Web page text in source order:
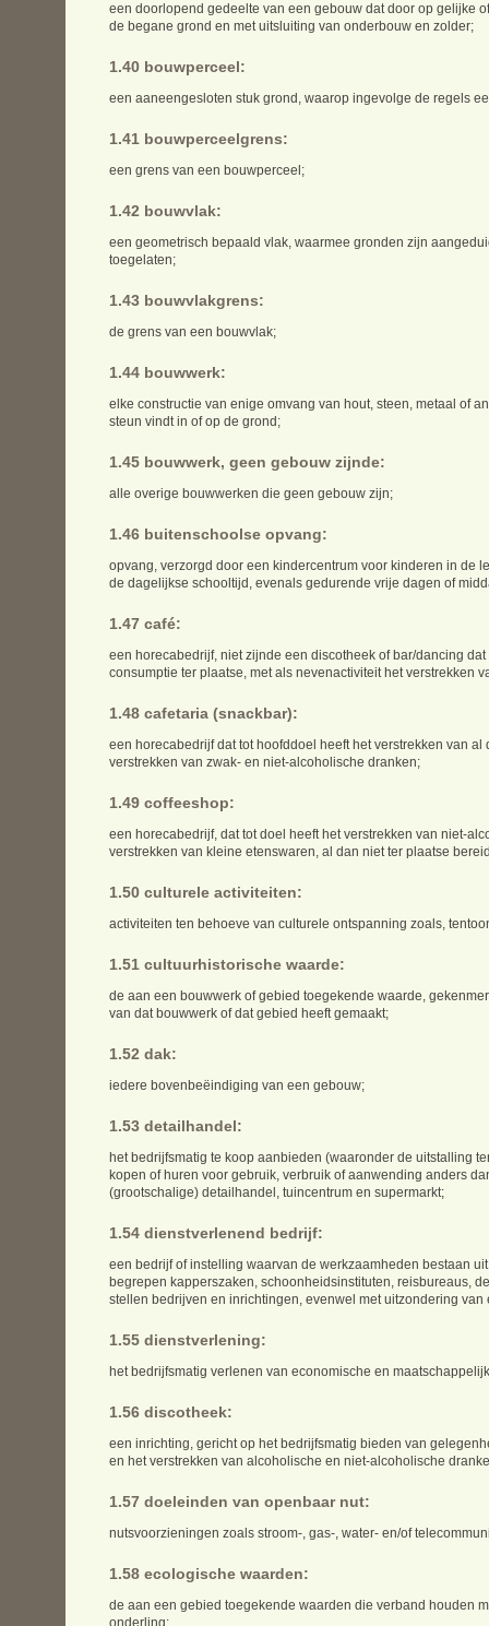
een doorlopend gedeelte van een gebouw dat door op gelijke
de begane grond en met uitsluiting van onderbouw en zolder;
1.40 bouwperceel:
een aaneengesloten stuk grond, waarop ingevolge de regels
1.41 bouwperceelgrens:
een grens van een bouwperceel;
1.42 bouwvlak:
een geometrisch bepaald vlak, waarmee gronden zijn
toegelaten;
1.43 bouwvlakgrens:
de grens van een bouwvlak;
1.44 bouwwerk:
elke constructie van enige omvang van hout, steen, metaal of
steun vindt in of op de grond;
1.45 bouwwerk, geen gebouw zijnde:
alle overige bouwwerken die geen gebouw zijn;
1.46 buitenschoolse opvang:
opvang, verzorgd door een kindercentrum voor kinderen in de
de dagelijkse schooltijd, evenals gedurende vrije dagen of
1.47 café:
een horecabedrijf, niet zijnde een discotheek of bar/dancing
consumptie ter plaatse, met als nevenactiviteit het verstrekken
1.48 cafetaria (snackbar):
een horecabedrijf dat tot hoofddoel heeft het verstrekken van
verstrekken van zwak- en niet-alcoholische dranken;
1.49 coffeeshop:
een horecabedrijf, dat tot doel heeft het verstrekken van niet-
verstrekken van kleine etenswaren, al dan niet ter plaatse
1.50 culturele activiteiten:
activiteiten ten behoeve van culturele ontspanning zoals,
1.51 cultuurhistorische waarde:
de aan een bouwwerk of gebied toegekende waarde,
van dat bouwwerk of dat gebied heeft gemaakt;
1.52 dak:
iedere bovenbeëindiging van een gebouw;
1.53 detailhandel:
het bedrijfsmatig te koop aanbieden (waaronder de uitstalling
kopen of huren voor gebruik, verbruik of aanwending anders
(grootschalige) detailhandel, tuincentrum en supermarkt;
1.54 dienstverlenend bedrijf:
een bedrijf of instelling waarvan de werkzaamheden bestaan
begrepen kapperszaken, schoonheidsinstituten, reisbureaus,
stellen bedrijven en inrichtingen, evenwel met uitzondering
1.55 dienstverlening:
het bedrijfsmatig verlenen van economische en
1.56 discotheek:
een inrichting, gericht op het bedrijfsmatig bieden van
en het verstrekken van alcoholische en niet-alcoholische
1.57 doeleinden van openbaar nut:
nutsvoorzieningen zoals stroom-, gas-, water- en/of
1.58 ecologische waarden:
de aan een gebied toegekende waarden die verband houden
onderling;